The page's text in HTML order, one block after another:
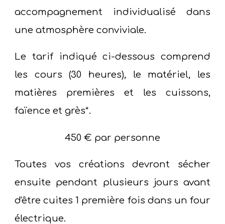
accompagnement individualisé dans
une atmosphère conviviale.
Le tarif indiqué ci-dessous comprend
les cours (30 heures), le matériel, les
matières premières et les cuissons,
faïence et grès*.
450 € par personne
Toutes vos créations devront sécher
ensuite pendant plusieurs jours avant
d'être cuites 1 première fois dans un four
électrique.